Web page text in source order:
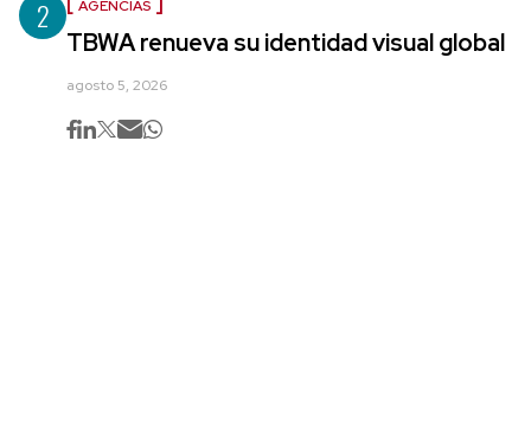
2 AGENCIAS
TBWA renueva su identidad visual global
agosto 5, 2026